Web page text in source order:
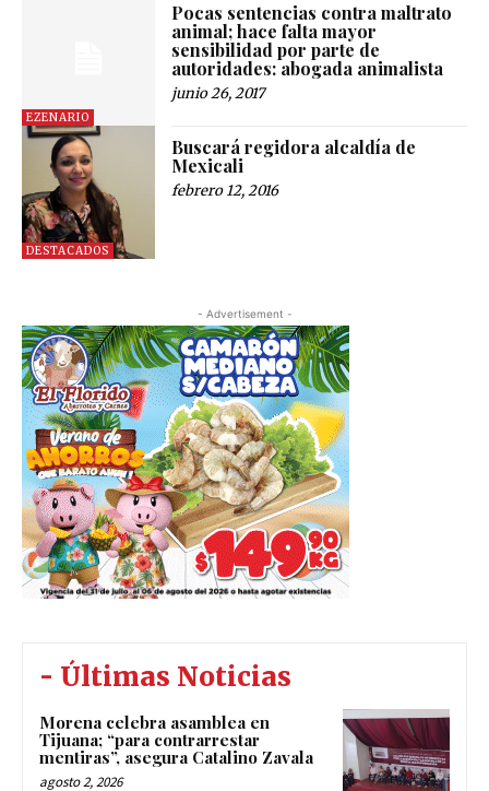
EZENARIO
Pocas sentencias contra maltrato
animal; hace falta mayor
sensibilidad por parte de
autoridades: abogada animalista
junio 26, 2017
DESTACADOS
Buscará regidora alcaldía de
Mexicali
febrero 12, 2016
- Advertisement -
- Últimas Noticias
Morena celebra asamblea en
Tijuana; “para contrarrestar
mentiras”, asegura Catalino Zavala
agosto 2, 2026